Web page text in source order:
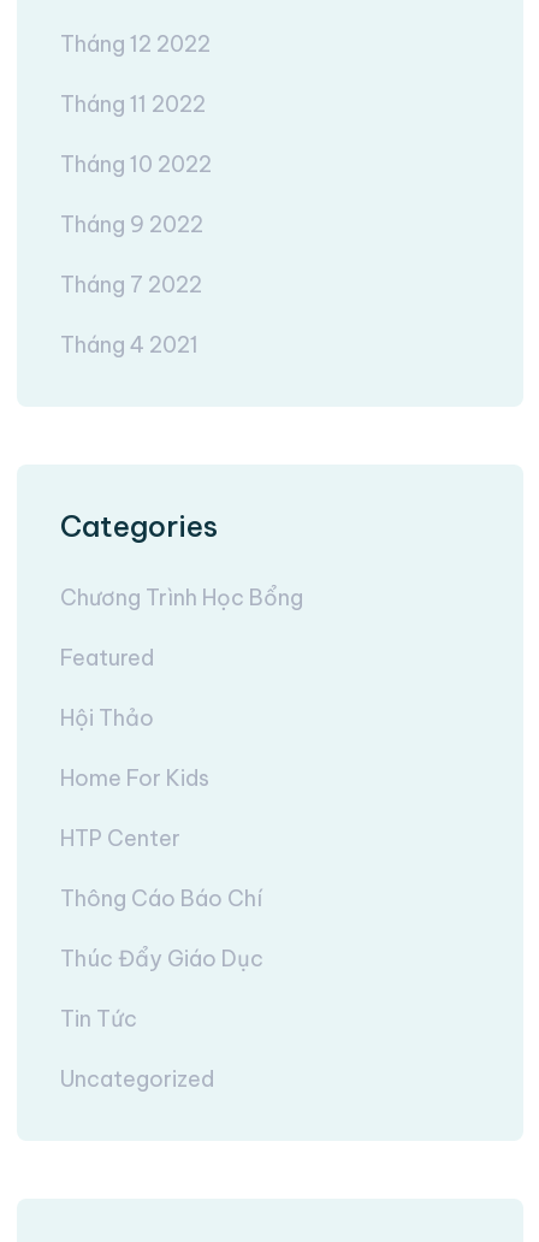
Tháng 12 2022
Tháng 11 2022
Tháng 10 2022
Tháng 9 2022
Tháng 7 2022
Tháng 4 2021
Categories
Chương Trình Học Bổng
Featured
Hội Thảo
Home For Kids
HTP Center
Thông Cáo Báo Chí
Thúc Đẩy Giáo Dục
Tin Tức
Uncategorized